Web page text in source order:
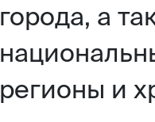
города, а
регионы и